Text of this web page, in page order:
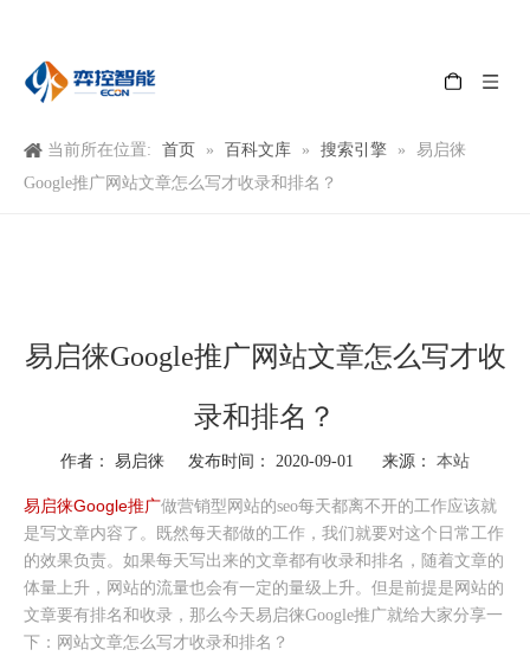
当前所在位置: 首页 » 百科文库 » 搜索引擎 »
易启徕
Google推广网站文章怎么写才收录和排名？
易启徕Google推广网站文章怎么写才收
录和排名？
作者： 易启徕 发布时间： 2020-09-01 来源： 本站
["wechat","weibo","qzone","douban","email"]
易启徕Google推广做营销型网站的seo每天都离不开的工作应该就
是写文章内容了。既然每天都做的工作，我们就要对这个日常工作
的效果负责。如果每天写出来的文章都有收录和排名，随着文章的
体量上升，网站的流量也会有一定的量级上升。但是前提是网站的
文章要有排名和收录，那么今天易启徕Google推广就给大家分享一
下：网站文章怎么写才收录和排名？